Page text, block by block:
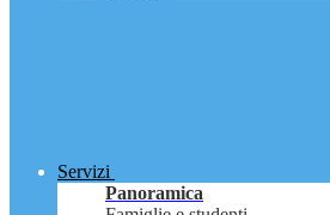
Servizi
Panoramica